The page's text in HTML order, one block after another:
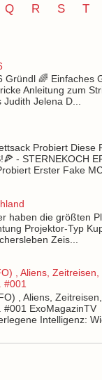
R S
T
Gründl 🌈 Einfaches
Anleitung zum
Judith Jelena D...
Probiert Diese
- STERNEKOCH
Erster Fake
haben die größten
Projektor-Typ
Zeis...
, Aliens, Zeitreisen,
#001
, Aliens, Zeitreisen,
#001 ExoMagazinTV
Intelligenz: